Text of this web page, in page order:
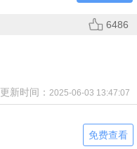
6486
更新时间： 2025-06-03 13:47:07
免费查看